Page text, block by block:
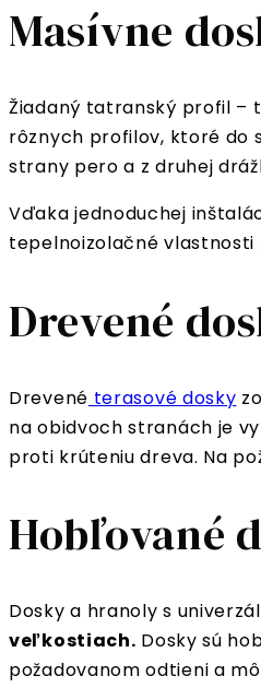
Masívne
Žiadaný tatranský profil –
rôznych profilov, ktoré do
strany pero a z druhej
Vďaka jednoduchej
tepelnoizolačné vlastnosti
Drevené
Drevené terasové dosky
na obidvoch stranách je
proti krúteniu dreva. Na
Hobľované
Dosky a hranoly s
veľkostiach. Dosky sú
požadovanom odtieni a